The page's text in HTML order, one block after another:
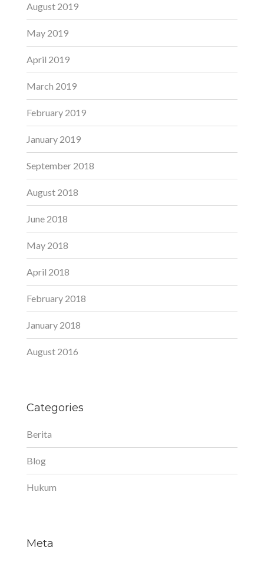
August 2019
May 2019
April 2019
March 2019
February 2019
January 2019
September 2018
August 2018
June 2018
May 2018
April 2018
February 2018
January 2018
August 2016
Categories
Berita
Blog
Hukum
Meta